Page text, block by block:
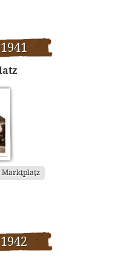
Marktplatz